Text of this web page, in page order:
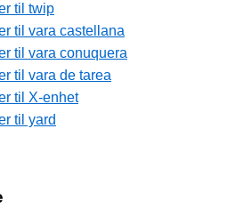
til twip
til vara castellana
til vara conuquera
til vara de tarea
til X-enhet
til yard